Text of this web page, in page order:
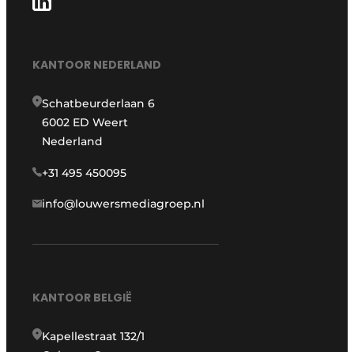
KANTOOR NEDERLAND
Schatbeurderlaan 6
6002 ED Weert
Nederland
+31 495 450095
info@louwersmediagroep.nl
KANTOOR BELGIË
Kapellestraat 132/1